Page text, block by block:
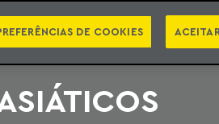
PODCASTS NEWSLETTER VIDEOCASTS
DE COOKIES